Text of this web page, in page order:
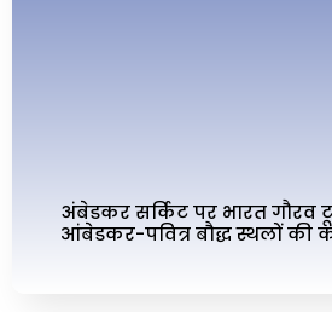
अंबेडकर सर्किट पर भारत गौरव
आंबेडकर-पवित्र बौद्ध स्थलों की